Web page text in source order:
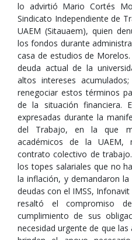
lo advirtió Mario Cortés
Sindicato Independiente de
UAEM (Sitauaem), quien
los fondos durante
casa de estudios de
deuda actual de la
altos intereses
renegociar estos términos
de la situación financiera.
expresadas durante la
del Trabajo, en la que
académicos de la
contrato colectivo de
los topes salariales que no
la inflación, y demandaron
deudas con el IMSS,
resaltó el compromiso
cumplimiento de sus
necesidad urgente de que